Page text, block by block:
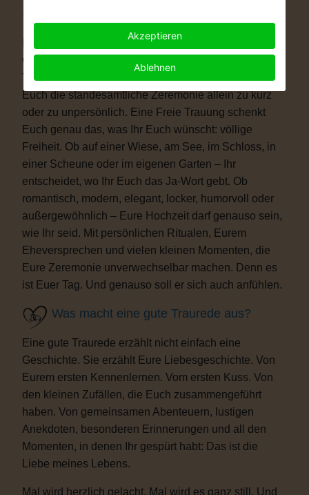
Immer mehr Paare wünschen sich eine Hochzeit, die
wirklich zu ihnen passt. Vielleicht ist eine kirchliche
Trauung nicht das Richtige für Euch. Vielleicht ist
Euch die standesamtliche Zeremonie allein zu kurz
oder zu unpersönlich. Eine Freie Trauung schenkt
Euch genau das, was Ihr Euch wünscht: völlige
Freiheit. Ob auf einer Wiese, am See, im Schloss, in
einer Scheune oder im eigenen Garten – Ihr
entscheidet, wo Ihr Euch das Ja-Wort gebt. Ob
romantisch, modern, elegant, locker, humorvoll oder
außergewöhnlich – Eure Hochzeit darf genauso sein,
wie Ihr seid. Mit persönlichen Ritualen, Eurem
Eheversprechen und vielen kleinen Momenten, die
Eure Zeremonie unverwechselbar machen. Denn es
ist Euer Tag. Und genauso soll er sich auch anfühlen.
Was macht eine gute Traurede aus?
Eine gute Traurede erzählt nicht einfach eine
Geschichte. Sie erzählt Eure Liebesgeschichte. Von
Eurem ersten Kennenlernen. Vom ersten Kuss. Von
den kleinen Zufällen, die Euch zusammengeführt
haben. Von gemeinsamen Abenteuern, lustigen
Anekdoten, besonderen Erinnerungen und all den
Momenten, in denen Ihr gespürt habt: Das ist die
Liebe meines Lebens.
Mal wird herzlich gelacht. Mal wird es ganz still. Und
Akzeptieren
Ablehnen